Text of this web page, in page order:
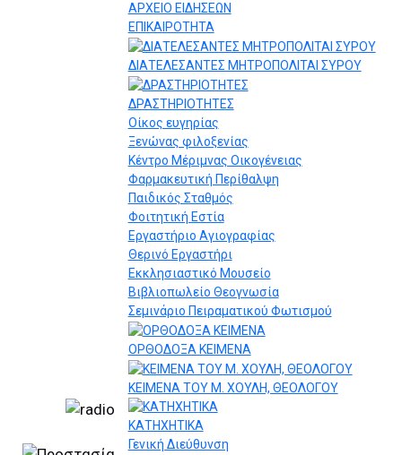
ΑΡΧΕΙΟ ΕΙΔΗΣΕΩΝ
ΕΠΙΚΑΙΡΟΤΗΤΑ
ΔΙΑΤΕΛΕΣΑΝΤΕΣ ΜΗΤΡΟΠΟΛΙΤΑΙ ΣΥΡΟΥ
ΔΡΑΣΤΗΡΙΟΤΗΤΕΣ
Οίκος ευγηρίας
Ξενώνας φιλοξενίας
Κέντρο Μέριμνας Οικογένειας
Φαρμακευτική Περίθαλψη
Παιδικός Σταθμός
Φοιτητική Εστία
Εργαστήριο Αγιογραφίας
Θερινό Εργαστήρι
Εκκλησιαστικό Μουσείο
Βιβλιοπωλείο Θεογνωσία
Σεμινάριο Πειραματικού Φωτισμού
ΟΡΘΟΔΟΞΑ ΚΕΙΜΕΝΑ
ΚΕΙΜΕΝΑ ΤΟΥ Μ. ΧΟΥΛΗ, ΘΕΟΛΟΓΟΥ
ΚΑΤΗΧΗΤΙΚΑ
Γενική Διεύθυνση